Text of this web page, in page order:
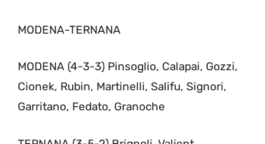
MODENA-TERNANA
MODENA (4-3-3) Pinsoglio, Calapai, Gozzi,
Cionek, Rubin, Martinelli, Salifu, Signori,
Garritano, Fedato, Granoche